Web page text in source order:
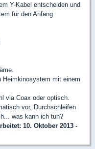
Y-Kabel entscheiden und
für den Anfang
Heimkinosystem mit einem
via Coax oder optisch.
vor, Durchschleifen
was kann ich tun?
10. Oktober 2013 -